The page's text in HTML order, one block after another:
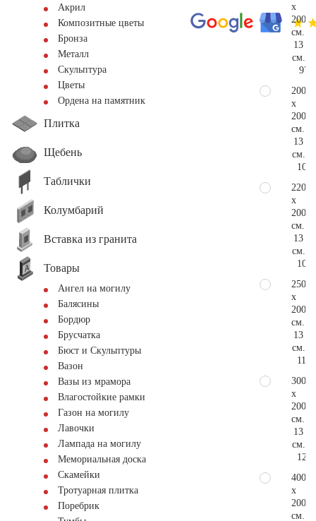
Акрил
Композитные цветы
Бронза
Металл
Скульптура
Цветы
Ордена на памятник
Плитка
Щебень
Таблички
Колумбарий
Вставка из гранита
Товары
Ангел на могилу
Балясины
Бордюр
Брусчатка
Бюст и Скульптуры
Вазон
Вазы из мрамора
Влагостойкие рамки
Газон на могилу
Лавочки
Лампада на могилу
Мемориальная доска
Скамейки
Тротуарная плитка
Поребрик
x
200
см.
13
см.
200
x
200
см.
13
см.
220
x
200
см.
13
см.
250
x
200
см.
13
см.
300
x
200
см.
13
см.
400
x
200
см.